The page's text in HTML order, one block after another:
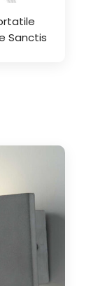
Sanctis